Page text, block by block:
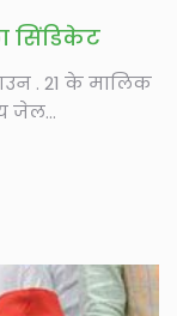
सिंडिकेट
. 21 के मालिक
जेल...